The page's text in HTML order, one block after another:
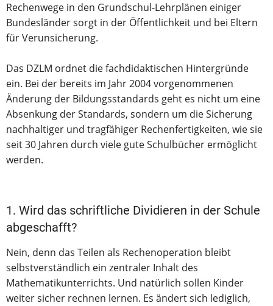
Rechenwege in den Grundschul-Lehrplänen einiger
Bundesländer sorgt in der Öffentlichkeit und bei Eltern
für Verunsicherung.
Das DZLM ordnet die fachdidaktischen Hintergründe
ein. Bei der bereits im Jahr 2004 vorgenommenen
Änderung der Bildungsstandards geht es nicht um eine
Absenkung der Standards, sondern um die Sicherung
nachhaltiger und tragfähiger Rechenfertigkeiten, wie sie
seit 30 Jahren durch viele gute Schulbücher ermöglicht
werden.
1. Wird das schriftliche Dividieren in der Schule
abgeschafft?
Nein, denn das Teilen als Rechenoperation bleibt
selbstverständlich ein zentraler Inhalt des
Mathematikunterrichts. Und natürlich sollen Kinder
weiter sicher rechnen lernen. Es ändert sich lediglich,